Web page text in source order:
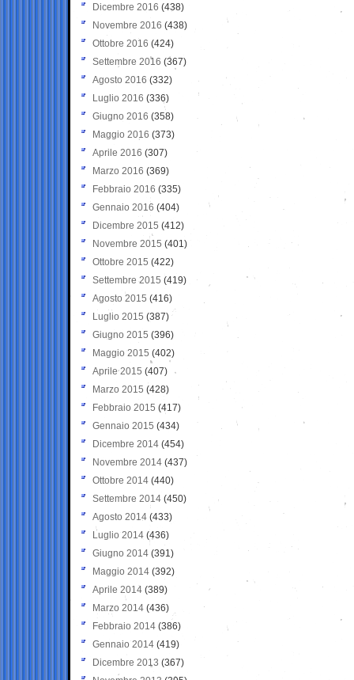
Dicembre 2016 (438)
Novembre 2016 (438)
Ottobre 2016 (424)
Settembre 2016 (367)
Agosto 2016 (332)
Luglio 2016 (336)
Giugno 2016 (358)
Maggio 2016 (373)
Aprile 2016 (307)
Marzo 2016 (369)
Febbraio 2016 (335)
Gennaio 2016 (404)
Dicembre 2015 (412)
Novembre 2015 (401)
Ottobre 2015 (422)
Settembre 2015 (419)
Agosto 2015 (416)
Luglio 2015 (387)
Giugno 2015 (396)
Maggio 2015 (402)
Aprile 2015 (407)
Marzo 2015 (428)
Febbraio 2015 (417)
Gennaio 2015 (434)
Dicembre 2014 (454)
Novembre 2014 (437)
Ottobre 2014 (440)
Settembre 2014 (450)
Agosto 2014 (433)
Luglio 2014 (436)
Giugno 2014 (391)
Maggio 2014 (392)
Aprile 2014 (389)
Marzo 2014 (436)
Febbraio 2014 (386)
Gennaio 2014 (419)
Dicembre 2013 (367)